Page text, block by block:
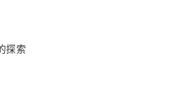
探索